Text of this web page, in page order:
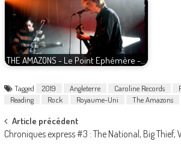
THE AMAZONS - Le Point Ephémère -…
Tagged 2019 Angleterre Caroline Records
Reading
Rock Royaume-Uni The Amazons
Post
navigation
Article précédent
Chroniques express #3 : The National, Big Thief,